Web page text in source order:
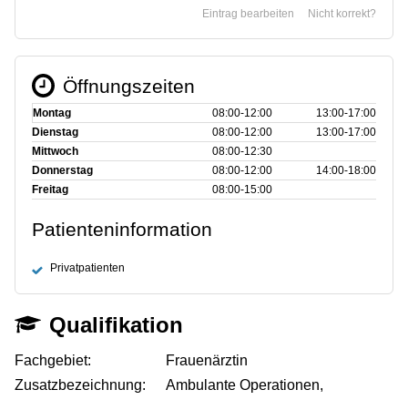
Nicht korrekt?
Eintrag bearbeiten
Öffnungszeiten
Montag 08:00‑12:00
13:00‑17:00
Dienstag
08:00‑12:00
13:00‑17:00
Mittwoch
08:00‑12:30
Donnerstag
08:00‑12:00
14:00‑18:00
Freitag
08:00‑15:00
Patienteninformation
Privatpatienten
Qualifikation
Fachgebiet:
Frauenärztin
Zusatzbezeichnung:
Ambulante Operationen,